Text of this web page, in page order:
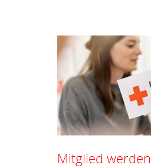
Mitglied werden